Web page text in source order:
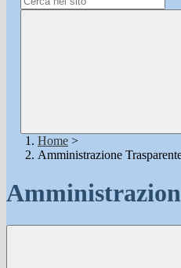
Home >
Amministrazione